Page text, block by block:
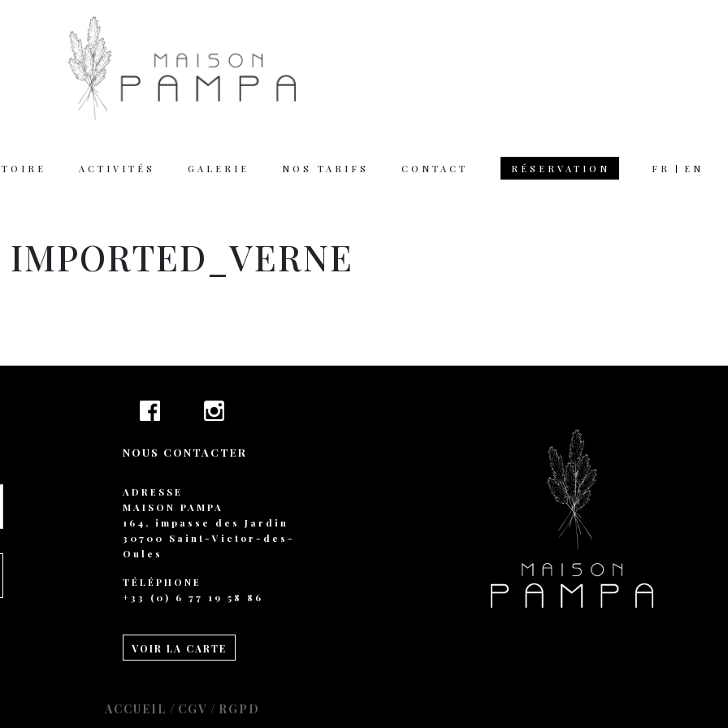
ACTIVITÉS GALERIE NOS TARIFS CONTACT RÉSERVATION FR EN
Tuesday – Thursday 12am 11pm
Friday – Saturday 12am 12pm
+ 44 789 899 090
IMPORTED_VERNE
NOUS CONTACTER
ADRESSE
MAISON PAMPA
164, impasse des Jardin
30700 Saint-Victor-des-
Oules
TÉLÉPHONE
+33 (0) 6 77 19 58 86
VOIR LA CARTE
ACCUEIL / CGV / RGPD